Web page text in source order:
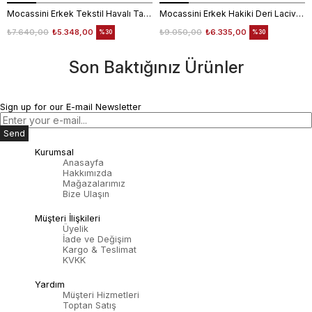
Mocassini Erkek Tekstil Havalı Taban Beyaz Spor & Sneaker Ayakkabı
₺5.348,00
₺7.640,00 %30
Mocassini Erkek Hakiki Deri Lacivert Spor & Sneaker Ayakkabı
₺6.335,00
₺9.050,00 %30
Son Baktığınız Ürünler
Sign up for our E-mail Newsletter
Send
Kurumsal
Anasayfa
Hakkımızda
Mağazalarımız
Bize Ulaşın
Müşteri İlişkileri
Üyelik
İade ve Değişim
Kargo & Teslimat
KVKK
Yardım
Müşteri Hizmetleri
Toptan Satış